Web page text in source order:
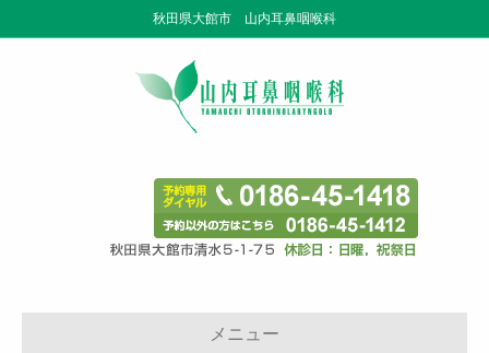
秋田県大館市 山内耳鼻咽喉科
メニュー